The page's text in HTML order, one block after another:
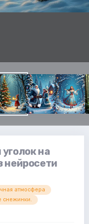
на
нейросети
атмосфера
снежинки.